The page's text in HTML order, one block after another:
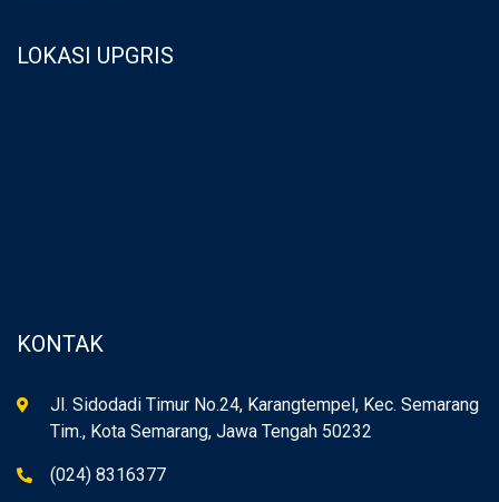
LOKASI UPGRIS
KONTAK
Jl. Sidodadi Timur No.24, Karangtempel, Kec. Semarang
Tim., Kota Semarang, Jawa Tengah 50232
(024) 8316377